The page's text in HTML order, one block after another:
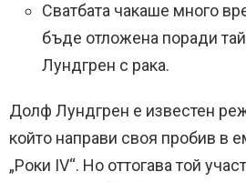
Сватбата чакаше много
бъде отложена поради
Лундгрен с рака.
Долф Лундгрен е известен
който направи своя пробив в
„Роки IV“. Но оттогава той